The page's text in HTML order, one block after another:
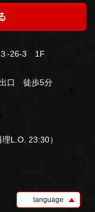
３-26-3 1F
口 徒歩5分
L.O. 23:30）
language